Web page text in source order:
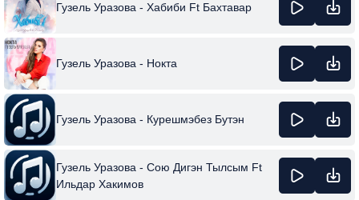
Гузель Уразова - Хабиби Ft Бахтавар
Гузель Уразова - Нокта
Гузель Уразова - Курешмэбез Бутэн
Гузель Уразова - Сою Дигэн Тылсым Ft
Ильдар Хакимов